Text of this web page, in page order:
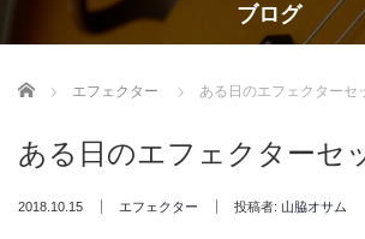
ブログ
Home エフェクター ある日のエフェクターセ
ある日のエフェクターセ
2018.10.15 エフェクター 投稿者: 山脇オサム